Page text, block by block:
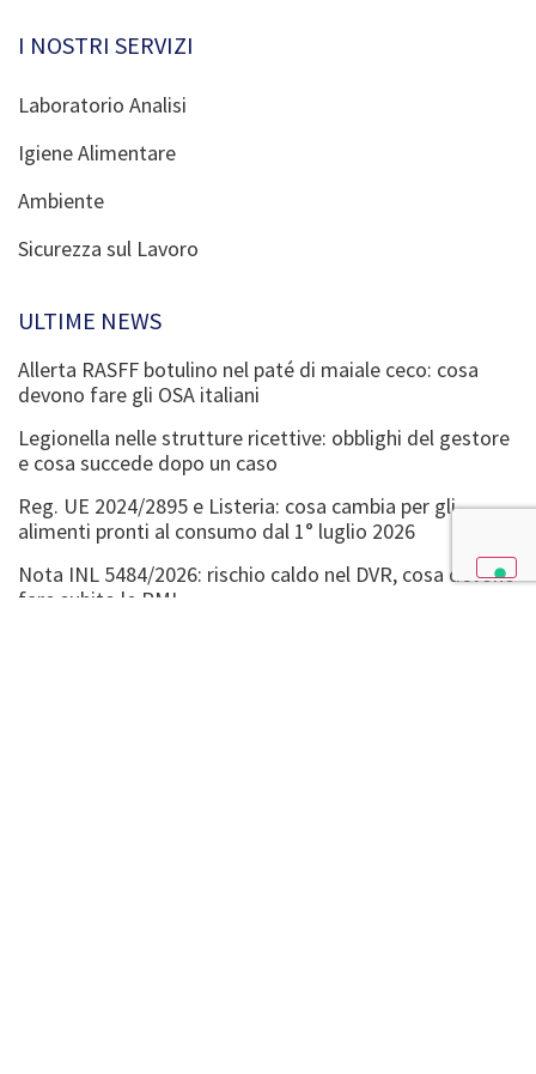
I NOSTRI SERVIZI
Laboratorio Analisi
Igiene Alimentare
Ambiente
Sicurezza sul Lavoro
ULTIME NEWS
Allerta RASFF botulino nel paté di maiale ceco: cosa
devono fare gli OSA italiani
Legionella nelle strutture ricettive: obblighi del gestore
e cosa succede dopo un caso
Reg. UE 2024/2895 e Listeria: cosa cambia per gli
alimenti pronti al consumo dal 1° luglio 2026
Nota INL 5484/2026: rischio caldo nel DVR, cosa devono
fare subito le PMI